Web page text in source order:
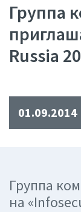
Группа
Russia
01.09.2014
Группа
на